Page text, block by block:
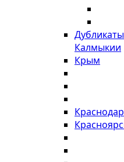
Калмыкии
Крым
Краснодар